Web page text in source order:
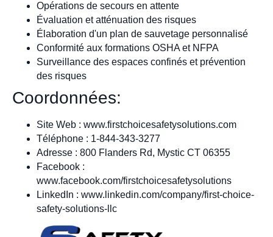
Opérations de secours en attente
Évaluation et atténuation des risques
Élaboration d'un plan de sauvetage personnalisé
Conformité aux formations OSHA et NFPA
Surveillance des espaces confinés et prévention
des risques
Coordonnées:
Site Web : www.firstchoicesafetysolutions.com
Téléphone : 1-844-343-3277
Adresse : 800 Flanders Rd, Mystic CT 06355
Facebook :
www.facebook.com/firstchoicesafetysolutions
LinkedIn : www.linkedin.com/company/first-choice-
safety-solutions-llc